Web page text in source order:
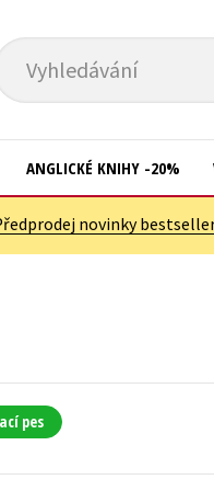
Vyhledávání
ANGLICKÉ KNIHY -20%
novinky
pes